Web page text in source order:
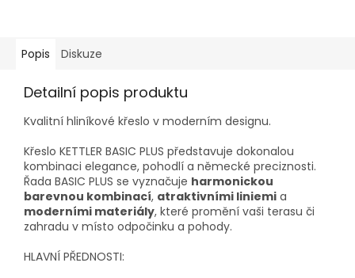
Popis Diskuze
Detailní popis produktu
Kvalitní hliníkové křeslo v moderním designu.
Křeslo KETTLER BASIC PLUS představuje dokonalou
kombinaci elegance, pohodlí a německé preciznosti.
Řada BASIC PLUS se vyznačuje harmonickou
barevnou kombinací, atraktivními liniemi a
moderními materiály, které promění vaši terasu či
zahradu v místo odpočinku a pohody.
HLAVNÍ PŘEDNOSTI: